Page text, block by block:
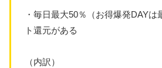
・毎日最大50％（お得爆発DAYは
ト還元がある
（内訳）